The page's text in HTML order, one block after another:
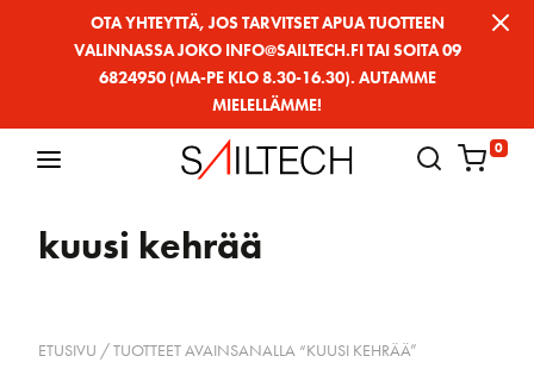
OTA YHTEYTTÄ, JOS TARVITSET APUA TUOTTEEN
VALINNASSA JOKO INFO@SAILTECH.FI TAI SOITA 09
6824950 (MA-PE KLO 8.30-16.30). AUTAMME
MIELELLÄMME!
0
kuusi kehrää
ETUSIVU / TUOTTEET AVAINSANALLA “KUUSI KEHRÄÄ”